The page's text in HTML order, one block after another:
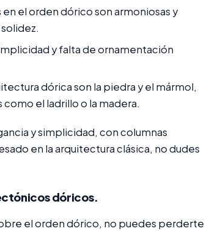
el orden dórico son armoniosas y
y falta de ornamentación
dórica son la piedra y el mármol,
el ladrillo o la madera.
y simplicidad, con columnas
en la arquitectura clásica, no dudes
dóricos.
el orden dórico, no puedes perderte